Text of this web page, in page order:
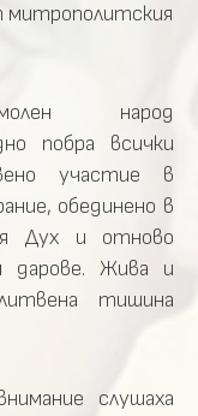
митрополитския
народ
побра всички
участие в
обединено в
Дух и отново
дарове. Жива и
тишина
слушаха